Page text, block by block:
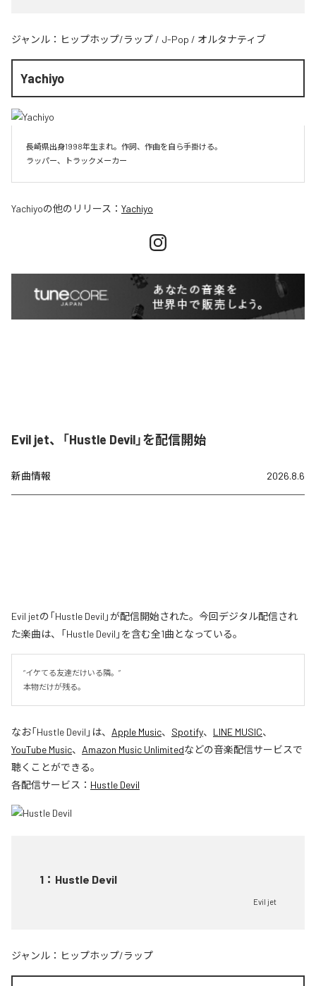
ジャンル： ヒップホップ/ラップ / J-Pop / オルタナティブ
Yachiyo
長崎県出身1998年生まれ。作詞、作曲を自ら手掛ける。
Yachiyoの他のリリース： Yachiyo
Evil jet、「Hustle Devil」を配信開始
新曲情報 2026.8.6
Evil jetの「Hustle Devil」が配信開始された。今回デジタル配信され
た楽曲は、「Hustle Devil」を含む全1曲となっている。
“イケてる友達だけいる隣。”
本物だけが残る。
なお「Hustle Devil 」は、 Apple Music、 Spotify、 LINE MUSIC、
YouTube Music、 Amazon Music Unlimitedなどの音楽配信サービスで
聴くことができる。
各配信サービス： Hustle Devil
1 ： Hustle Devil
Evil jet
ジャンル： ヒップホップ/ラップ